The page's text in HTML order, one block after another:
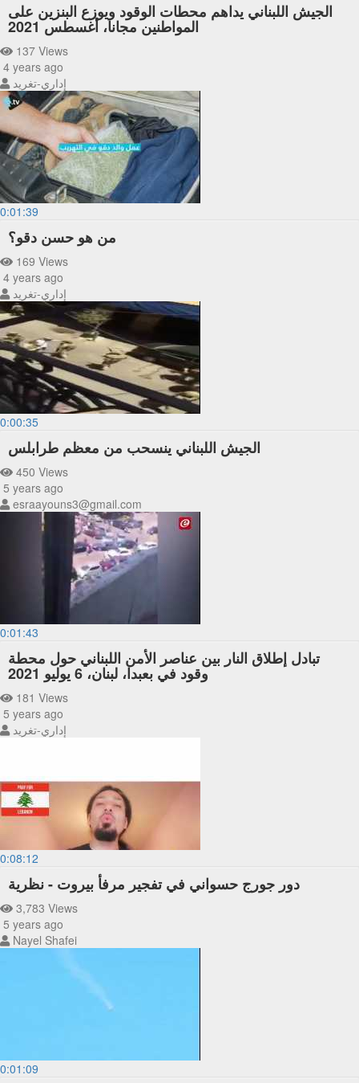
الجيش اللبناني يداهم محطات الوقود ويوزع البنزين على
المواطنين مجانا، أغسطس 2021
137 Views
4 years ago
إداري-تغريد
0:01:39
من هو حسن دقو؟
169 Views
4 years ago
إداري-تغريد
0:00:35
الجيش اللبناني ينسحب من معظم طرابلس
450 Views
5 years ago
esraayouns3@gmail.com
0:01:43
تبادل إطلاق النار بين عناصر الأمن اللبناني حول محطة
وقود في بعبدا، لبنان، 6 يوليو 2021
181 Views
5 years ago
إداري-تغريد
0:08:12
دور جورج حسواني في تفجير مرفأ بيروت - نظرية
3,783 Views
5 years ago
Nayel Shafei
0:01:09